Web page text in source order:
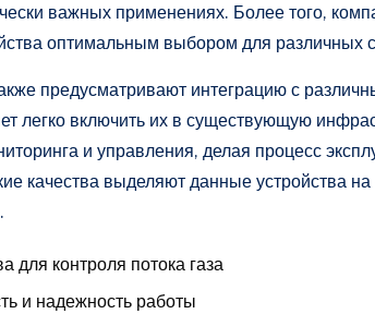
важных применениях. Более того,
оптимальным выбором для различных
предусматривают интеграцию с
легко включить их в существующую
и управления, делая процесс
качества выделяют данные устройства
для контроля потока газа
и надежность работы